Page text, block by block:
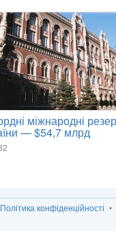
Політика конфіденційності